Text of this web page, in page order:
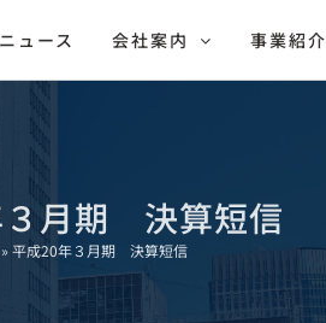
ニュース 会社案内 事業紹介
月期 決算短信
»平成20年３月期 決算短信